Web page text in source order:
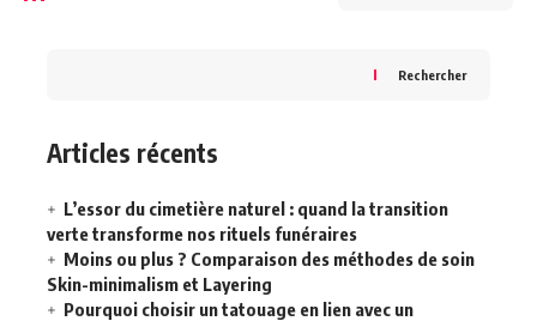
Rechercher
Articles récents
L’essor du cimetière naturel : quand la transition
verte transforme nos rituels funéraires
Moins ou plus ? Comparaison des méthodes de soin
Skin-minimalism et Layering
Pourquoi choisir un tatouage en lien avec un